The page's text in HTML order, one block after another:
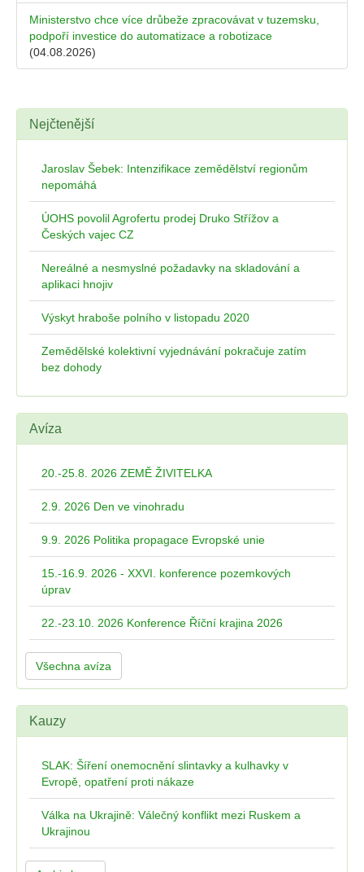
Ministerstvo chce více drůbeže zpracovávat v tuzemsku,
podpoří investice do automatizace a robotizace
(04.08.2026)
Nejčtenější
Jaroslav Šebek: Intenzifikace zemědělství regionům
nepomáhá
ÚOHS povolil Agrofertu prodej Druko Střížov a
Českých vajec CZ
Nereálné a nesmyslné požadavky na skladování a
aplikaci hnojiv
Výskyt hraboše polního v listopadu 2020
Zemědělské kolektivní vyjednávání pokračuje zatím
bez dohody
Avíza
20.-25.8. 2026 ZEMĚ ŽIVITELKA
2.9. 2026 Den ve vinohradu
9.9. 2026 Politika propagace Evropské unie
15.-16.9. 2026 - XXVI. konference pozemkových
úprav
22.-23.10. 2026 Konference Říční krajina 2026
Všechna avíza
Kauzy
SLAK: Šíření onemocnění slintavky a kulhavky v
Evropě, opatření proti nákaze
Válka na Ukrajině: Válečný konflikt mezi Ruskem a
Ukrajinou